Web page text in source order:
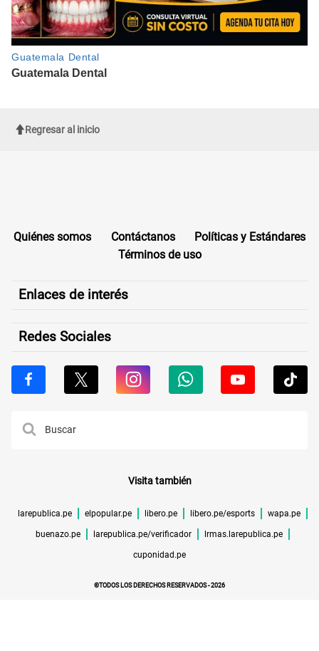
Regresar al inicio
Quiénes somos Contáctanos
Políticas y Estándares
Términos de uso
Enlaces de interés
Redes Sociales
Visita también
larepublica.pe elpopular.pe libero.pe libero.pe/esports wapa.pe
buenazo.pe larepublica.pe/verificador lrmas.larepublica.pe
cuponidad.pe
©TODOS LOS DERECHOS RESERVADOS -2026